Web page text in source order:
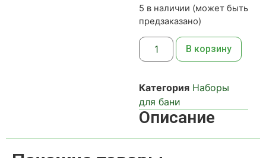
5 в наличии (может быть
предзаказано)
В корзину
Категория Наборы
для бани
Описание